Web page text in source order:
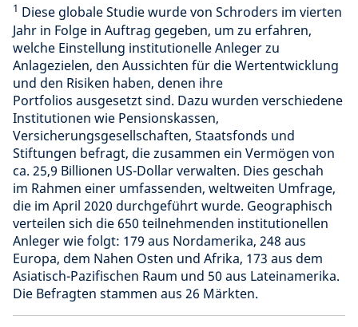
1 Diese globale Studie wurde von Schroders im vierten
Jahr in Folge in Auftrag gegeben, um zu erfahren,
welche Einstellung institutionelle Anleger zu
Anlagezielen, den Aussichten für die Wertentwicklung
und den Risiken haben, denen ihre
Portfolios ausgesetzt sind. Dazu wurden verschiedene
Institutionen wie Pensionskassen,
Versicherungsgesellschaften, Staatsfonds und
Stiftungen befragt, die zusammen ein Vermögen von
ca. 25,9 Billionen US-Dollar verwalten. Dies geschah
im Rahmen einer umfassenden, weltweiten Umfrage,
die im April 2020 durchgeführt wurde. Geographisch
verteilen sich die 650 teilnehmenden institutionellen
Anleger wie folgt: 179 aus Nordamerika, 248 aus
Europa, dem Nahen Osten und Afrika, 173 aus dem
Asiatisch-Pazifischen Raum und 50 aus Lateinamerika.
Die Befragten stammen aus 26 Märkten.